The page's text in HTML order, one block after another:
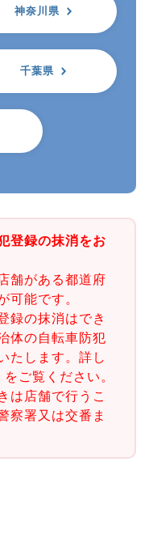
神奈川県
千葉県
登録の抹消をお
舗がある都道府
可能です。
録の抹消はでき
体の自転車防犯
たします。詳し
をご覧ください。
は店舗で行うこ
察署又は交番ま